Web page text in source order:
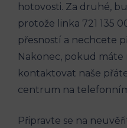
hotovosti. Za druhé,⁤
protože ​linka 721 135
přesností ‌a ​nechcete
Nakonec,⁤ pokud máte
kontaktovat‌ naše
centrum‌ na​ telefonním
Připravte⁣ se na⁢